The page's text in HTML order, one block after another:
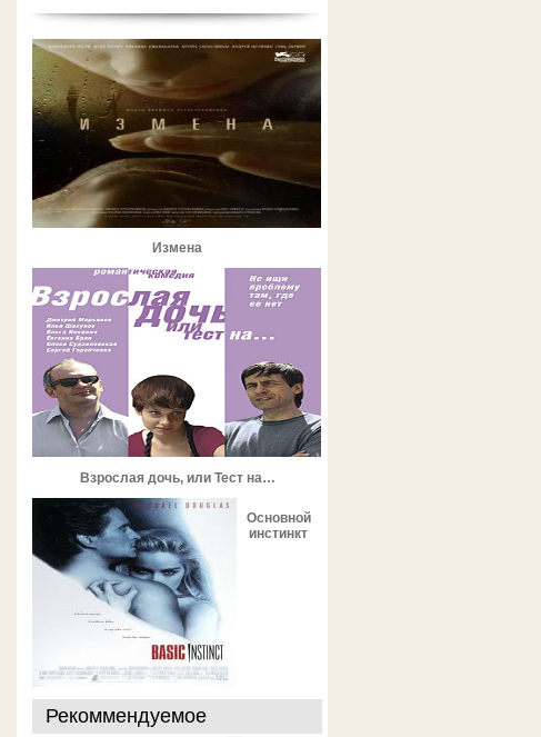
Измена
Взрослая дочь, или Тест на…
Основной
инстинкт
Рекоммендуемое